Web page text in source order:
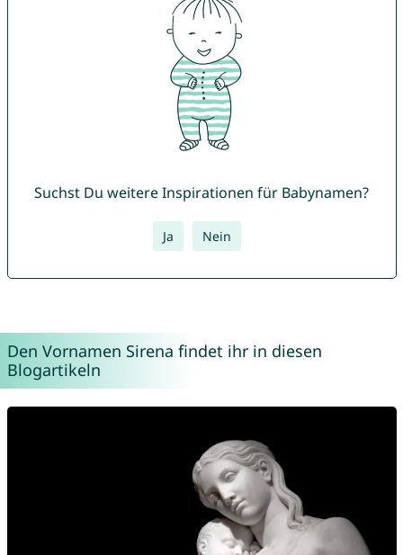
Suchst Du weitere Inspirationen für Babynamen?
Ja Nein
Den Vornamen Sirena findet ihr in diesen
Blogartikeln